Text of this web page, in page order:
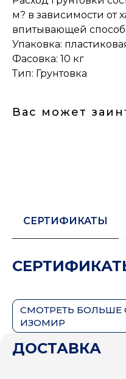
м? в зависимости от
впитывающей
Упаковка:
Фасовка: 10 кг
Тип: Грунтовка
Вас может
СЕРТИФИКАТЫ
СМОТРЕТЬ БОЛЬШЕ
ИЗОМИР
ДОСТАВКА